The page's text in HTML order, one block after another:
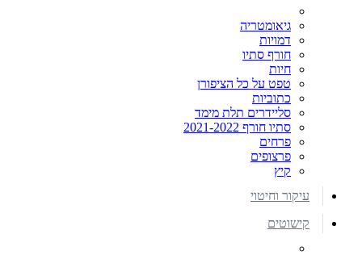
גיאומטריה
דמויות
חורף סתיו
חיות
טפט על כל הציפורן
כתוביות
סליידרים תלת מימד
סתיו חורף 2021-2022
פרחים
פרצופים
קיץ
עיקור וחיטוי
קישוטים